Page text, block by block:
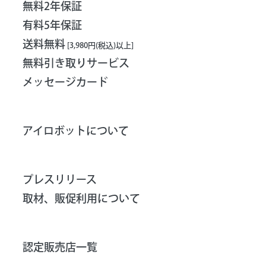
無料2年保証
有料5年保証
送料無料 [3,980円(税込)以上]
無料引き取りサービス
メッセージカード
アイロボットについて
プレスリリース
取材、販促利用について
認定販売店一覧